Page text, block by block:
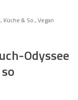
Küche & So., Vegan
Odyssee